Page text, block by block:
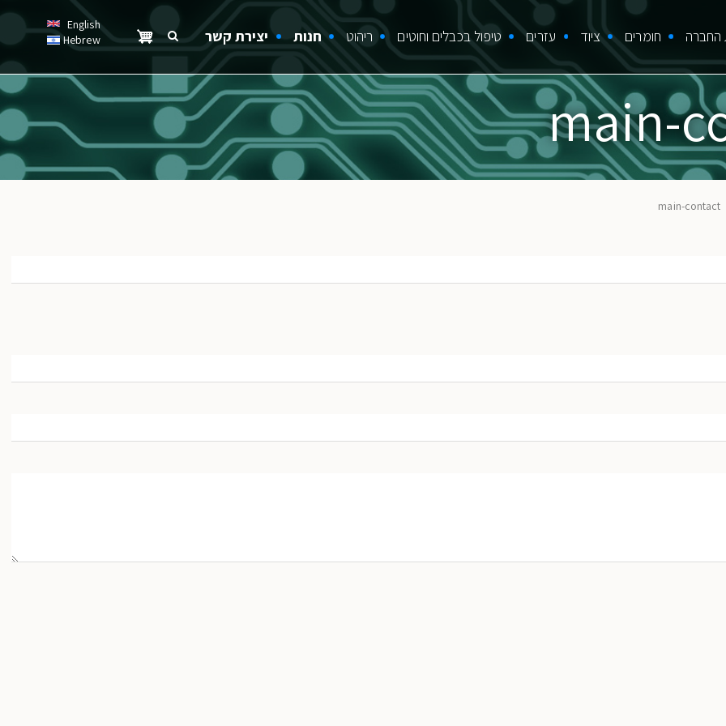
החברה חומרים ציוד עזרים טיפול בכבלים וחוטים ריהוט חנות יצירת קשר Search
English
Hebrew
main-